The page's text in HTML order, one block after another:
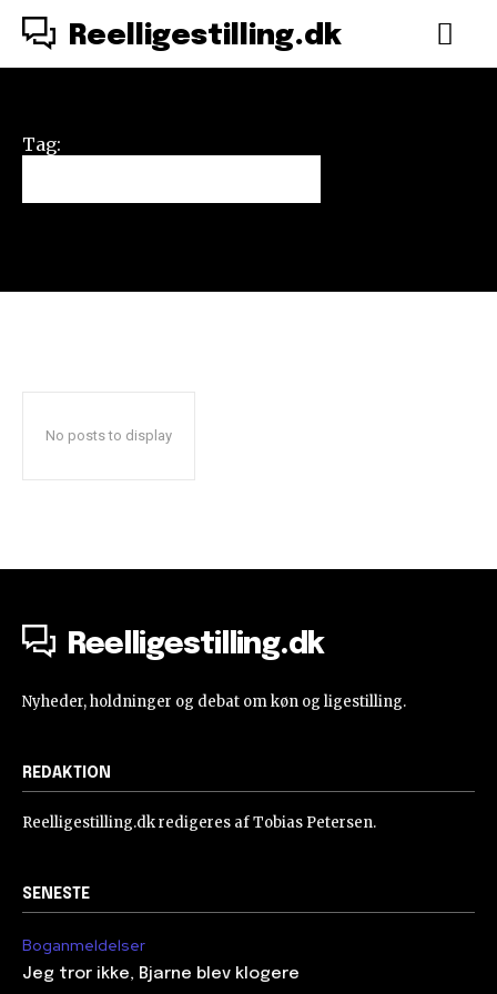
Reelligestilling.dk
Tag:
No posts to display
Reelligestilling.dk
Nyheder, holdninger og debat om køn og ligestilling.
REDAKTION
Reelligestilling.dk redigeres af Tobias Petersen.
SENESTE
Boganmeldelser
Jeg tror ikke, Bjarne blev klogere